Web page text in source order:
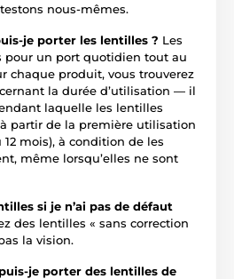
nous-mêmes.
je porter les lentilles ? Les
pour un port quotidien tout au
chaque produit, vous trouverez
la durée d’utilisation — il
laquelle les lentilles
partir de la première utilisation
mois), à condition de les
même lorsqu’elles ne sont
si je n’ai pas de défaut
des lentilles « sans correction
la vision.
je porter des lentilles de